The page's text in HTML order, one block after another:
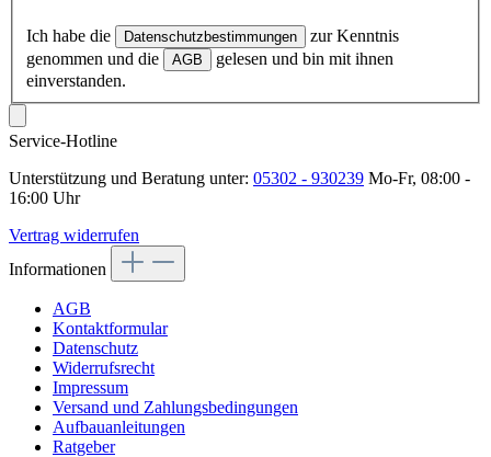
Ich habe die Datenschutzbestimmungen
zur Kenntnis
genommen und die
AGB
gelesen und bin mit ihnen
einverstanden.
Service-Hotline
Unterstützung und Beratung unter: 05302 - 930239 Mo-Fr, 08:00 -
16:00 Uhr
Vertrag widerrufen
Informationen
AGB
Kontaktformular
Datenschutz
Widerrufsrecht
Impressum
Versand und Zahlungsbedingungen
Aufbauanleitungen
Ratgeber